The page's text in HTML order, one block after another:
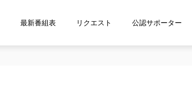
最新番組表 リクエスト 公認サポーター